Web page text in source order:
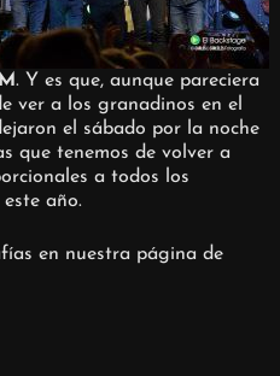
. Y es que, aunque pareciera
ver a los granadinos en el
el sábado por la noche
que tenemos de volver a
a todos los
año.
en nuestra página de